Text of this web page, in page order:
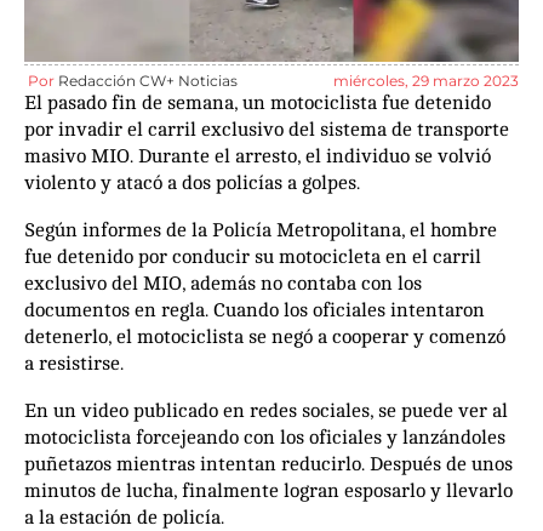
Por Redacción CW+ Noticias miércoles, 29 marzo 2023
El pasado fin de semana, un motociclista fue detenido
por invadir el carril exclusivo del sistema de transporte
masivo MIO. Durante el arresto, el individuo se volvió
violento y atacó a dos policías a golpes.
Según informes de la Policía Metropolitana, el hombre
fue detenido por conducir su motocicleta en el carril
exclusivo del MIO, además no contaba con los
documentos en regla. Cuando los oficiales intentaron
detenerlo, el motociclista se negó a cooperar y comenzó
a resistirse.
En un video publicado en redes sociales, se puede ver al
motociclista forcejeando con los oficiales y lanzándoles
puñetazos mientras intentan reducirlo. Después de unos
minutos de lucha, finalmente logran esposarlo y llevarlo
a la estación de policía.